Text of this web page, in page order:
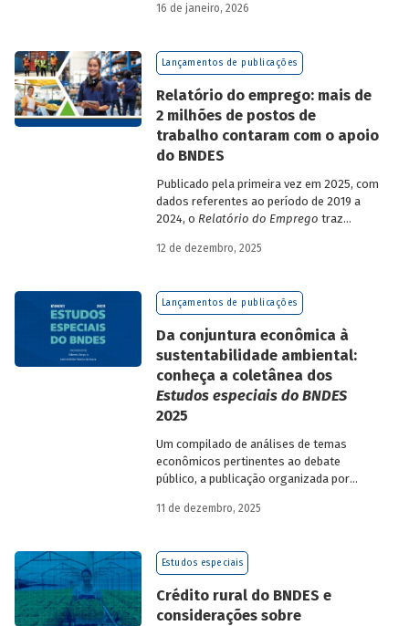
analisa a estratégia de diversificação das
diante dos atuais desafios de
sustentabilidade social, ambiental e
16 de janeiro, 2026
Lançamentos de publicações
Relatório do emprego: mais de
2 milhões de postos de
trabalho contaram com o apoio
do BNDES
Publicado pela primeira vez em 2025, com
dados referentes ao período de 2019 a
2024, o Relatório do Emprego traz
atuação do Banco sobre o mercado de
empregos da economia.
12 de dezembro, 2025
Lançamentos de publicações
Da conjuntura econômica à
sustentabilidade ambiental:
conheça a coletânea dos
Estudos especiais do BNDES
2025
Um compilado de análises de temas
econômicos pertinentes ao debate
público, a publicação organizada por
Souza, economistas do BNDES, reúne 25
BNDESdivulgados ao longo de 2025.
11 de dezembro, 2025
Estudos especiais
Crédito rural do BNDES e
considerações sobre